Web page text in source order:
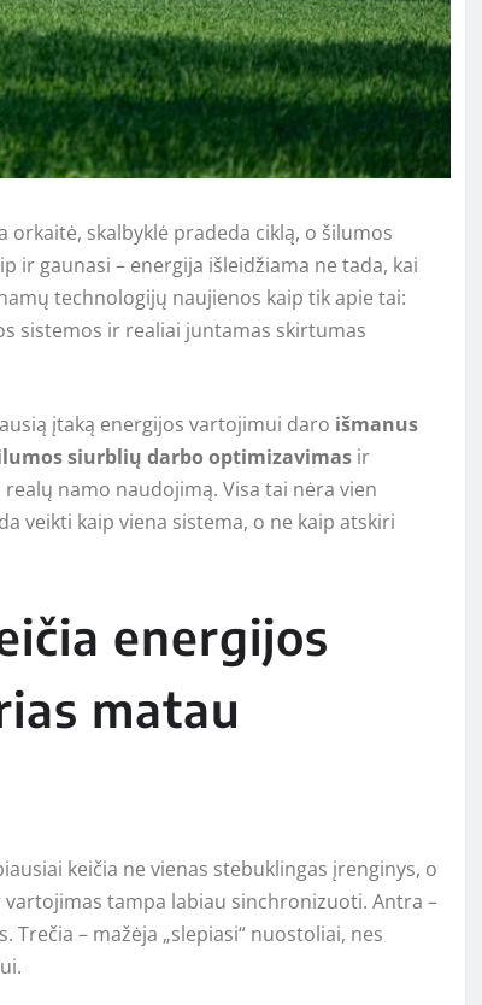
skalbyklė pradeda ciklą, o šilumos
ir gaunasi – energija išleidžiama ne tada, kai
technologijų naujienos kaip tik apie tai:
sistemos ir realiai juntamas skirtumas
įtaką energijos vartojimui daro išmanus
siurblių darbo optimizavimas ir
namo naudojimą. Visa tai nėra vien
veikti kaip viena sistema, o ne kaip atskiri
energijos
matau
keičia ne vienas stebuklingas įrenginys, o
tampa labiau sinchronizuoti. Antra –
– mažėja „slepiasi“ nuostoliai, nes